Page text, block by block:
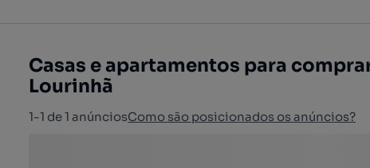
Casas e apartamentos para
Lourinhã
1-1 de 1 anúnciosComo são posicionados os anúncios?